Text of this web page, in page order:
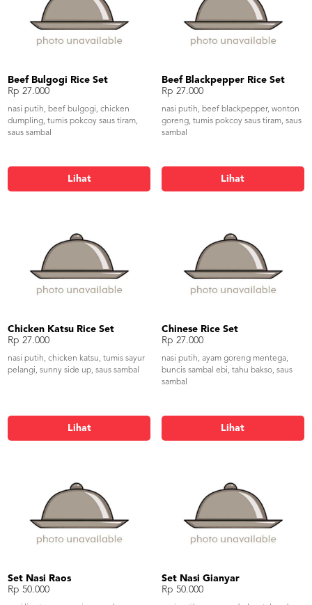
Beef Bulgogi Rice Set
Rp 27.000
nasi putih, beef bulgogi, chicken
dumpling, tumis pokcoy saus tiram,
saus sambal
Lihat
Beef Blackpepper Rice Set
Rp 27.000
nasi putih, beef blackpepper, wonton
goreng, tumis pokcoy saus tiram, saus
sambal
Lihat
Chicken Katsu Rice Set
Rp 27.000
nasi putih, chicken katsu, tumis sayur
pelangi, sunny side up, saus sambal
Lihat
Chinese Rice Set
Rp 27.000
nasi putih, ayam goreng mentega,
buncis sambal ebi, tahu bakso, saus
sambal
Lihat
Set Nasi Raos
Rp 50.000
Set Nasi Gianyar
Rp 50.000